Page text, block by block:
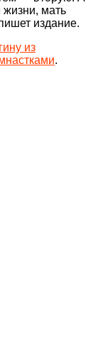
жизни, мать
издание.
из
.